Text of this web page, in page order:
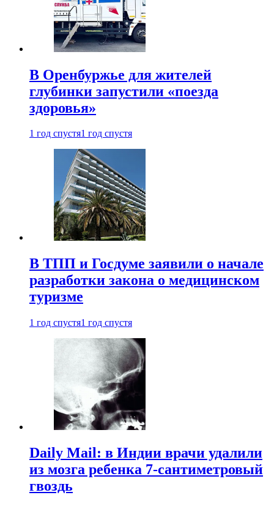
В Оренбуржье для жителей
глубинки запустили «поезда
здоровья»
1 год спустя1 год спустя
В ТПП и Госдуме заявили о начале
разработки закона о медицинском
туризме
1 год спустя1 год спустя
Daily Mail: в Индии врачи удалили
из мозга ребенка 7-сантиметровый
гвоздь